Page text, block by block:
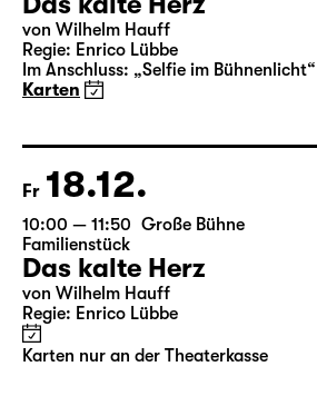
19:30 — 21:20 Große Bühne
Familienstück
mit Audiodeskription
Das kalte Herz
Im Anschluss: „Selfie im Bühnenlicht“
Karten
Fr 18.12.
10:00 — 11:50
Große Bühne
Familienstück
Das kalte Herz